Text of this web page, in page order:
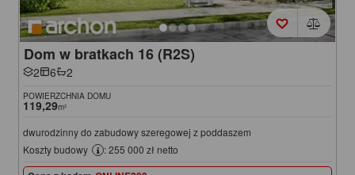
Dom w bratkach 16 (R2S)
2 6 2
POWIERZCHNIA DOMU
119,29m²
dwurodzinny do zabudowy szeregowej z poddaszem
Koszty budowy
: 255 000 zł netto